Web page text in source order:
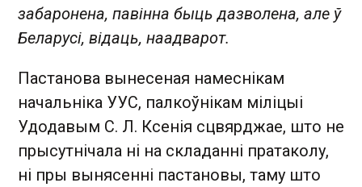
забаронена, павінна быць дазволена, але ў
Беларусі, відаць, наадварот.
Пастанова вынесеная намеснікам
начальніка УУС, палкоўнікам міліцыі
Удодавым С. Л. Ксенія сцвярджае, што не
прысутнічала ні на складанні пратаколу,
ні пры вынясенні пастановы, таму што